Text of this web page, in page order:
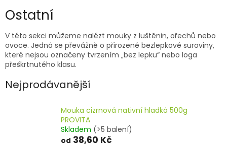
Ostatní
V této sekci můžeme nalézt mouky z luštěnin, ořechů nebo
ovoce. Jedná se převážně o přirozeně bezlepkové suroviny,
které nejsou označeny tvrzením „bez lepku“ nebo loga
přeškrtnutého klasu.
Nejprodávanější
Mouka cizrnová nativní hladká 500g
PROVITA
Skladem (>5 balení)
od 38,60 Kč